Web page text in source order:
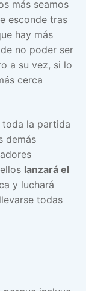
más seamos
esconde tras
hay más
no poder ser
a su vez, si lo
cerca
toda la partida
demás
lanzará el
y luchará
todas